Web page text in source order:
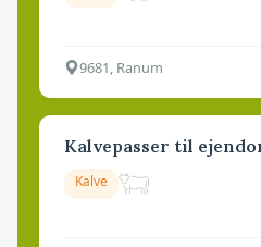
9681, Ranum
Kalvepasser til
Kalve